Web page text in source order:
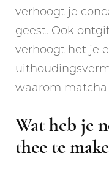
verhoogt je
geest. Ook
verhoogt het je
waarom matcha
Wat heb je
thee te